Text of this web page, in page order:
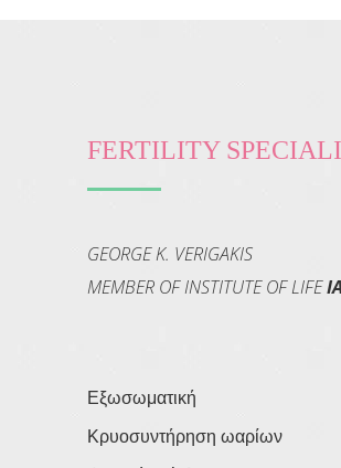
FERTILITY
GEORGE K. VERIGAKIS
MEMBER OF INSTITUTE OF LIFE
Εξωσωματική
Κρυοσυντήρηση ωαρίων